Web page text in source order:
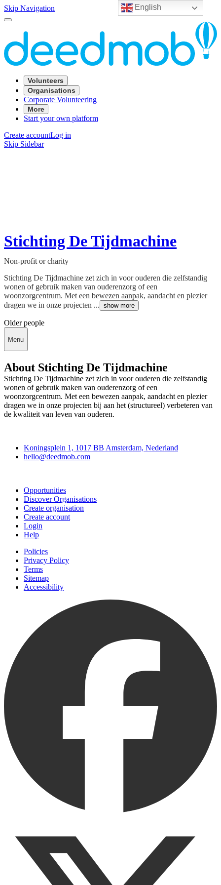
English
Skip Navigation
Volunteers
Organisations
Corporate Volunteering
More
Start your own platform
Create accountLog in
Skip Sidebar
Stichting De Tijdmachine
Non-profit or charity
Stichting De Tijdmachine zet zich in voor ouderen die zelfstandig
wonen of gebruik maken van ouderenzorg of een
woonzorgcentrum. Met een bewezen aanpak, aandacht en plezier
dragen we in onze projecten ... show more
Older people
Menu
About Stichting De Tijdmachine
Stichting De Tijdmachine zet zich in voor ouderen die zelfstandig
wonen of gebruik maken van ouderenzorg of een
woonzorgcentrum. Met een bewezen aanpak, aandacht en plezier
dragen we in onze projecten bij aan het (structureel) verbeteren van
de kwaliteit van leven van ouderen.
Koningsplein 1, 1017 BB Amsterdam, Nederland
hello@deedmob.com
Opportunities
Discover Organisations
Create organisation
Create account
Login
Help
Policies
Privacy Policy
Terms
Sitemap
Accessibility